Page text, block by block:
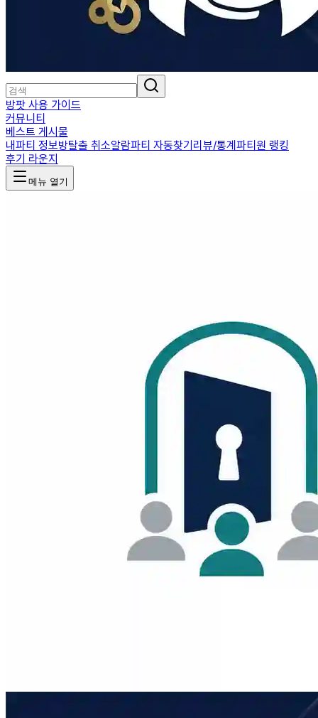
방팟 사용 가이드
커뮤니티
베스트 게시물
내파티 정보방탈출 취소알람파티 자동찾기리뷰/통계파티원 랭킹
후기 라운지
메뉴 열기